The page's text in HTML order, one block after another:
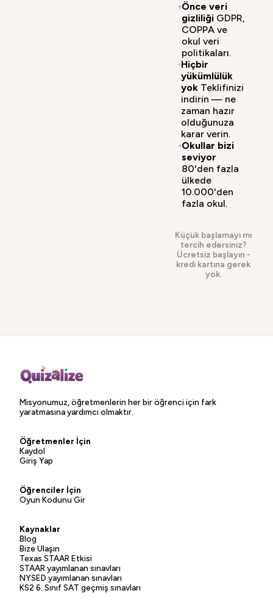
Önce veri
gizliliği GDPR,
COPPA ve
okul veri
politikaları.
Hiçbir
yükümlülük
yok Teklifinizi
indirin — ne
zaman hazır
olduğunuza
karar verin.
Okullar bizi
seviyor
80'den fazla
ülkede
10.000'den
fazla okul.
Küçük başlamayı mı
tercih edersiniz?
Ücretsiz başlayın -
kredi kartına gerek
yok.
Misyonumuz, öğretmenlerin her bir öğrenci için fark
yaratmasına yardımcı olmaktır.
Öğretmenler İçin
Kaydol
Giriş Yap
Öğrenciler İçin
Oyun Kodunu Gir
Kaynaklar
Blog
Bize Ulaşın
Texas STAAR Etkisi
STAAR yayımlanan sınavları
NYSED yayımlanan sınavları
KS2 6. Sınıf SAT geçmiş sınavları